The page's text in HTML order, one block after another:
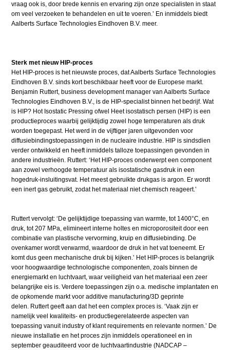
vraag ook is, door brede kennis en ervaring zijn onze specialisten in staat
om veel verzoeken te behandelen en uit te voeren.’ En inmiddels biedt
Aalberts Surface Technologies Eindhoven B.V. meer.
Sterk met nieuw HIP-proces
Het HIP-proces is het nieuwste proces, dat Aalberts Surface Technologies
Eindhoven B.V. sinds kort beschikbaar heeft voor de Europese markt.
Benjamin Ruttert, business development manager van Aalberts Surface
Technologies Eindhoven B.V., is de HIP-specialist binnen het bedrijf. Wat
is HIP? Hot Isostatic Pressing ofwel Heet isostatisch persen (HIP) is een
productieproces waarbij gelijktijdig zowel hoge temperaturen als druk
worden toegepast. Het werd in de vijftiger jaren uitgevonden voor
diffusiebindingstoepassingen in de nucleaire industrie. HIP is sindsdien
verder ontwikkeld en heeft inmiddels talloze toepassingen gevonden in
andere industrieën. Ruttert: ‘Het HIP-proces onderwerpt een component
aan zowel verhoogde temperatuur als isostatische gasdruk in een
hogedruk-insluitingsvat. Het meest gebruikte drukgas is argon. Er wordt
een inert gas gebruikt, zodat het materiaal niet chemisch reageert.’
Ruttert vervolgt: ‘De gelijktijdige toepassing van warmte, tot 1400°C, en
druk, tot 207 MPa, elimineert interne holtes en microporositeit door een
combinatie van plastische vervorming, kruip en diffusiebinding. De
ovenkamer wordt verwarmd, waardoor de druk in het vat toeneemt. Er
komt dus geen mechanische druk bij kijken.’ Het HIP-proces is belangrijk
voor hoogwaardige technolo­gische componenten, zoals binnen de
energiemarkt en luchtvaart, waar veiligheid van het materiaal een zeer
belangrijke eis is. Verdere toepassingen zijn o.a. medische implantaten en
de opkomende markt voor additive manufacturing/3D geprinte
delen. Ruttert geeft aan dat het een complex proces is. ‘Vaak zijn er
namelijk veel kwaliteits- en productiegerelateerde aspecten van
toepassing vanuit industry of klant requirements en relevante normen.’ De
nieuwe installatie en het proces zijn inmiddels operatio­neel en in
september geauditeerd voor de luchtvaart­industrie (NADCAP –